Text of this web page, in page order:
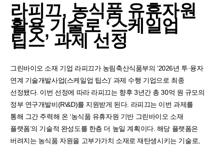
라피끄, 농식품 유휴자원
활용 기술로 ‘스케일업
팁스’ 과제 선정
그린바이오 소재 기업 라피끄가 농림축산식품부의 ‘2026년 투·융자
연계 기술개발사업(스케일업 팁스)’ 과제 수행 기업으로 최종
선정됐다. 이번 선정에 따라 라피끄는 향후 3년간 총 30억 원 규모의
정부 연구개발비(R\&D)를 지원받게 된다. 라피끄는 이번 과제를
통해 그간 주력해 온 ‘농식품 유휴자원 기반 그린바이오 소재
플랫폼’의 기술적 완성도를 한층 더 높일 계획이다. 해당 플랫폼은
버려지는 농식품 자원을 고부가가치 소재로 재탄생시키는 기술로,